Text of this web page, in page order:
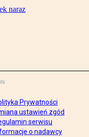
naraz
Prywatności
ustawień zgód
serwisu
o nadawcy